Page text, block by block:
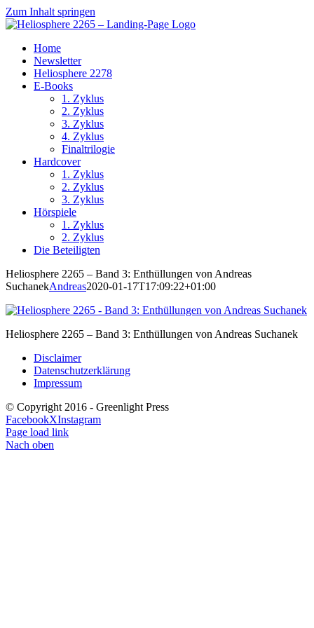
Zum Inhalt springen
Home
Newsletter
Heliosphere 2278
E-Books
1. Zyklus
2. Zyklus
3. Zyklus
4. Zyklus
Finaltrilogie
Hardcover
1. Zyklus
2. Zyklus
3. Zyklus
Hörspiele
1. Zyklus
2. Zyklus
Die Beteiligten
Heliosphere 2265 – Band 3: Enthüllungen von Andreas
SuchanekAndreas2020-01-17T17:09:22+01:00
Heliosphere 2265 – Band 3: Enthüllungen von Andreas Suchanek
Disclaimer
Datenschutzerklärung
Impressum
© Copyright 2016 - Greenlight Press
FacebookXInstagram
Page load link
Nach oben